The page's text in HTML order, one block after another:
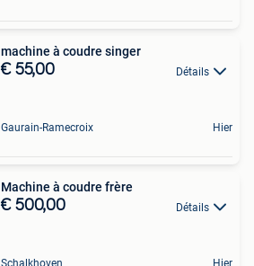
machine à coudre singer
€ 55,00 Détails
Gaurain-Ramecroix Hier
Machine à coudre frère
€ 500,00 Détails
Schalkhoven Hier